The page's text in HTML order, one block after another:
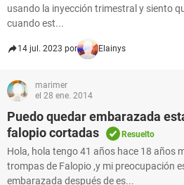
usando la inyección trimestral y siento
cuando est...
14 jul. 2023 por Elainys
marimer
el 28 ene. 2014
Puedo quedar embarazada
falopio cortadas
Resuelto
Hola, hola tengo 41 años hace 18 años
trompas de Falopio ,y mi preocupación
embarazada después de es...